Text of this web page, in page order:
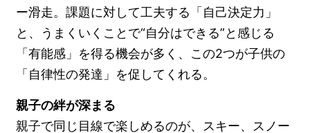
ー滑走。課題に対して工夫する「自己決定力」
と、うまくいくことで“自分はできる”と感じる
「有能感」を得る機会が多く、この2つが子供の
「自律性の発達」を促してくれる。
親子の絆が深まる
親子で同じ目線で楽しめるのが、スキー、スノー